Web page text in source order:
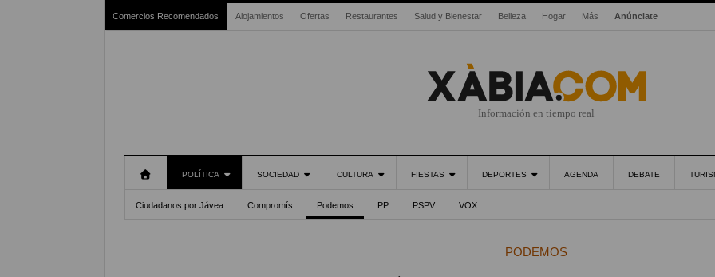
Comercios Recomendados Alojamientos Ofertas Restaurantes Salud y Bienestar Belleza Hogar Más Anúnciate
Información en tiempo real
POLÍTICA SOCIEDAD CULTURA FIESTAS DEPORTES AGENDA DEBATE
Ciudadanos por Jávea Compromís Podemos PP PSPV VOX
PODEMOS